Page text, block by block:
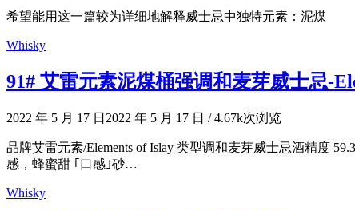
希望能用这一篇较为详细地解释威士忌中独特元素：泥煤
Whisky
91# 艾雷元素泥煤桶强调和麦芽威士忌-
2022 年 5 月 17 日 2022 年 5 月 17 日 /4.67k次浏览
品牌艾雷元素/Elements of Islay 类型调和麦芽威士忌酒精度
感，蜂蜜甜 ｢口感｣砂…
Whisky